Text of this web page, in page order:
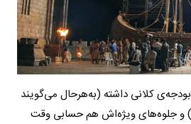
کلانی داشته (به‌هرحال می‌گویند
و جلوه‌های ویژه‌اش هم حسابی وقت